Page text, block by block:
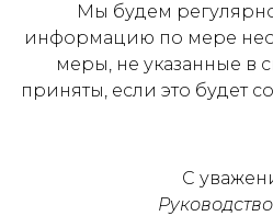
Мы будем
информацию по мере
меры, не указанные в
приняты, если это будет
С